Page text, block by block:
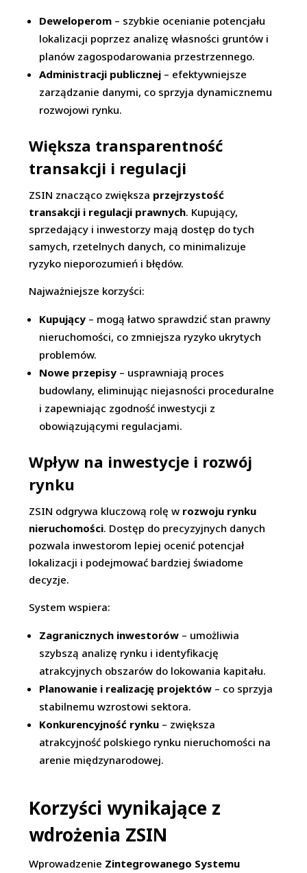
Deweloperom – szybkie ocenianie potencjału
lokalizacji poprzez analizę własności gruntów i
planów zagospodarowania przestrzennego.
Administracji publicznej – efektywniejsze
zarządzanie danymi, co sprzyja dynamicznemu
rozwojowi rynku.
Większa transparentność
transakcji i regulacji
ZSIN znacząco zwiększa przejrzystość
transakcji i regulacji prawnych. Kupujący,
sprzedający i inwestorzy mają dostęp do tych
samych, rzetelnych danych, co minimalizuje
ryzyko nieporozumień i błędów.
Najważniejsze korzyści:
Kupujący – mogą łatwo sprawdzić stan prawny
nieruchomości, co zmniejsza ryzyko ukrytych
problemów.
Nowe przepisy – usprawniają proces
budowlany, eliminując niejasności proceduralne
i zapewniając zgodność inwestycji z
obowiązującymi regulacjami.
Wpływ na inwestycje i rozwój
rynku
ZSIN odgrywa kluczową rolę w rozwoju rynku
nieruchomości. Dostęp do precyzyjnych danych
pozwala inwestorom lepiej ocenić potencjał
lokalizacji i podejmować bardziej świadome
decyzje.
System wspiera:
Zagranicznych inwestorów – umożliwia
szybszą analizę rynku i identyfikację
atrakcyjnych obszarów do lokowania kapitału.
Planowanie i realizację projektów – co sprzyja
stabilnemu wzrostowi sektora.
Konkurencyjność rynku – zwiększa
atrakcyjność polskiego rynku nieruchomości na
arenie międzynarodowej.
Korzyści wynikające z
wdrożenia ZSIN
Wprowadzenie Zintegrowanego Systemu